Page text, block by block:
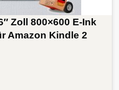
Zoll 800×600 E-Ink
Amazon Kindle 2